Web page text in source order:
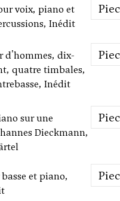
voix, piano et
Inédit
d'hommes, dix-
quatre timbales,
Inédit
sur une
Dieckmann,
et piano,